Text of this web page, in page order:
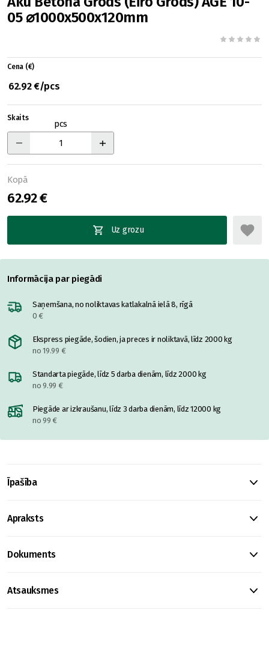
05 ⌀1000x500x120mm
Cena (€)
62.92 €/pcs
Skaits
pcs
Kopā
62.92 €
Uz grozu
Informācija par piegādi
Saņemšana, no noliktavas katlakalnā ielā 8, rīgā
0 €
Ekspress piegāde, šodien, ja preces ir noliktavā, līdz 2000 kg
no 19.99 €
Standarta piegāde, līdz 5 darba dienām, līdz 2000 kg
no 9.99 €
Piegāde ar izkraušanu, līdz 3 darba dienām, līdz 12000 kg
no 99 €
Īpašība
Apraksts
Dokuments
Atsauksmes